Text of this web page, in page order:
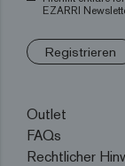
EZARRI
Registrieren
Outlet
FAQs
Rechtlicher